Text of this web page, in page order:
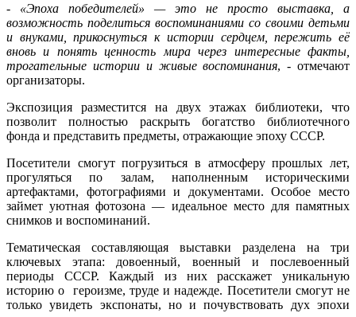
- «Эпоха победителей» — это не просто выставка, а
возможность поделиться воспоминаниями со своими детьми
и внуками, прикоснуться к истории сердцем, пережить её
вновь и понять ценность мира через интересные факты,
трогательные истории и живые воспоминания, - отмечают
организаторы.
Экспозиция разместится на двух этажах библиотеки, что
позволит полностью раскрыть богатство библиотечного
фонда и представить предметы, отражающие эпоху СССР.
Посетители смогут погрузиться в атмосферу прошлых лет,
прогуляться по залам, наполненным историческими
артефактами, фотографиями и документами. Особое место
займет уютная фотозона — идеальное место для памятных
снимков и воспоминаний.
Тематическая составляющая выставки разделена на три
ключевых этапа: довоенный, военный и послевоенный
периоды СССР. Каждый из них расскажет уникальную
историю о героизме, труде и надежде. Посетители смогут не
только увидеть экспонаты, но и почувствовать дух эпохи